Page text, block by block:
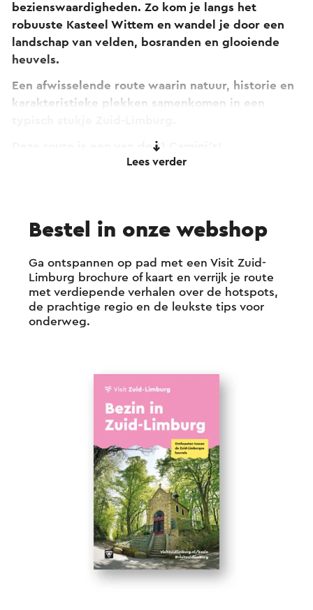
bezienswaardigheden. Zo kom je langs het
robuuste Kasteel Wittem en wandel je door een
landschap van velden, bosranden en glooiende
heuvels.
Een afwisselende route waarin natuur, historie en
karakteristieke plekken samenkomen in een
Deze route is een van de 11 Camini’s!
Ben je toe aan een wandeling om even tot rust te
pelgrimservaringen met spreuken en opdrachten
Wil je meer weten hierover?Klik dan hier naar de
speciale camini-pagina van deze route.
Lees verder
Bestel in onze webshop
Ga ontspannen op pad met een Visit Zuid-
Limburg brochure of kaart en verrijk je route
met verdiepende verhalen over de hotspots,
de prachtige regio en de leukste tips voor
onderweg.